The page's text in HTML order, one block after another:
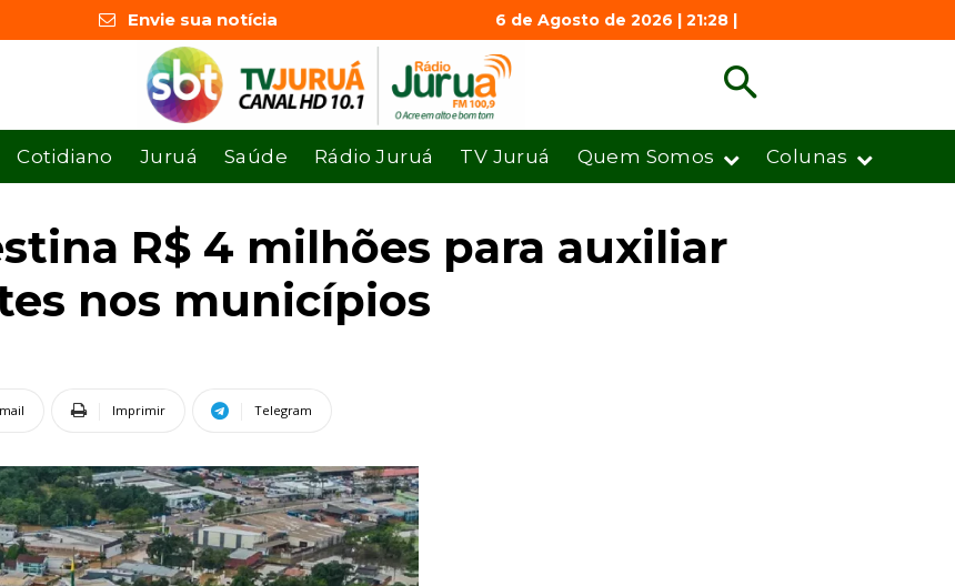
Envie sua notícia 6 de Agosto de 2026 | 21:28 |
Cotidiano Juruá Saúde Rádio Juruá TV Juruá Quem Somos Colunas
R$ 4 milhões para auxiliar
nos municípios
Imprimir Telegram